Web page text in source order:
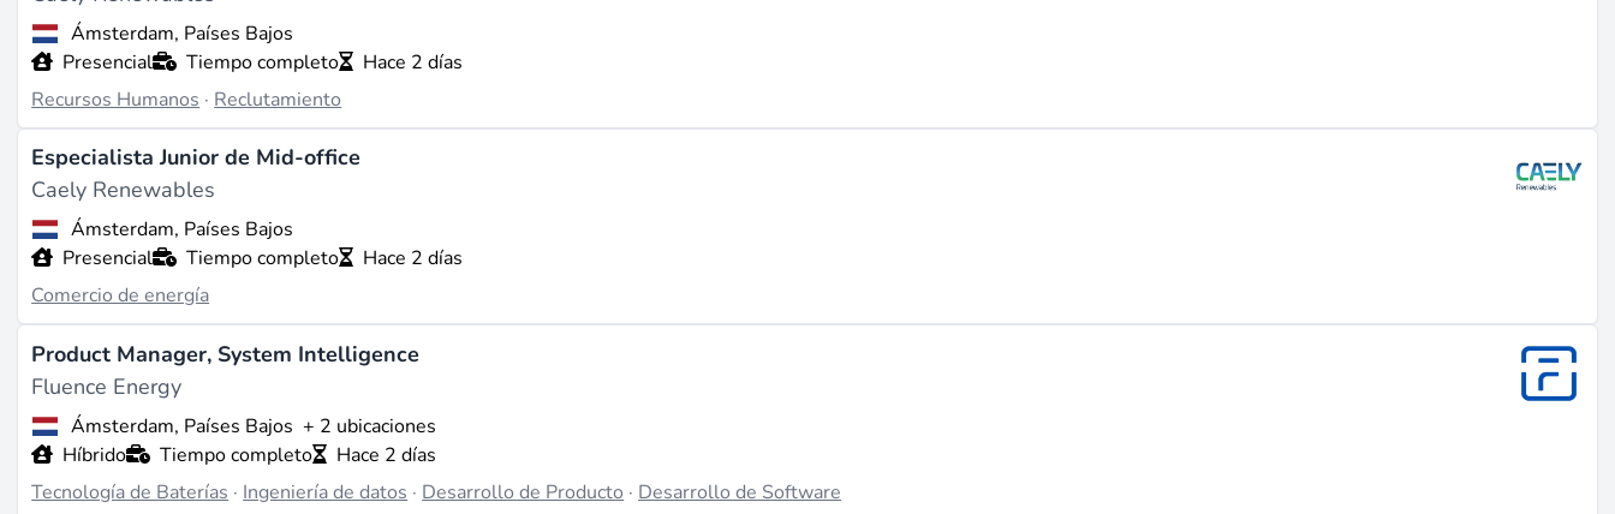
Ámsterdam, Países Bajos
Presencial
Tiempo completo
Hace 2 días
Recursos Humanos · Reclutamiento
Especialista Junior de Mid-office
Caely Renewables
Ámsterdam, Países Bajos
Presencial
Tiempo completo
Hace 2 días
Comercio de energía
Product Manager, System Intelligence
Fluence Energy
Ámsterdam, Países Bajos + 2 ubicaciones
Híbrido
Tiempo completo
Hace 2 días
Tecnología de Baterías · Ingeniería de datos · Desarrollo de Producto · Desarrollo de Software